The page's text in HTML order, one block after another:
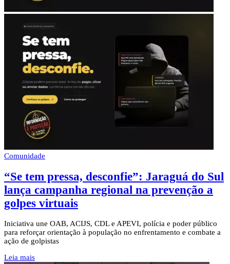
Comunidade
“Se tem pressa, desconfie”: Jaraguá do Sul
lança campanha regional na prevenção a
golpes virtuais
Iniciativa une OAB, ACIJS, CDL e APEVI, polícia e poder público
para reforçar orientação à população no enfrentamento e combate a
ação de golpistas
Leia mais